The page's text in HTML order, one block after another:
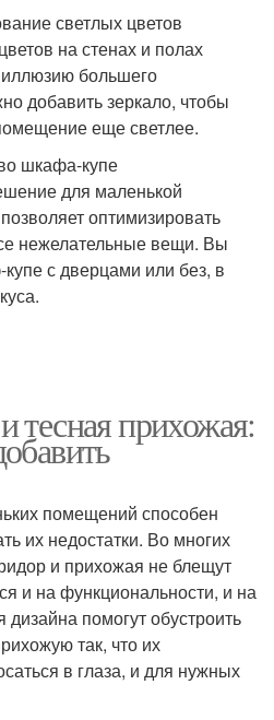
светлых цветов
на стенах и полах
большего
добавить зеркало, чтобы
еще светлее.
шкафа-купе
для маленькой
оптимизировать
нежелательные вещи. Вы
с дверцами или без, в
тесная прихожая:
помещений способен
их недостатки. Во многих
и прихожая не блещут
и на функциональности, и на
помогут обустроить
так, что их
в глаза, и для нужных